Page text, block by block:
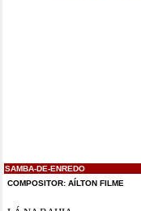
SAMBA-DE-ENREDO
COMPOSITOR: AÍLTON FILME